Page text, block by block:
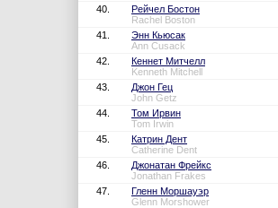
40.
Рейчел Бостон
Rachel Boston
41.
Энн Кьюсак
Ann Cusack
42.
Кеннет Митчелл
Kenneth Mitchell
43.
Джон Гец
John Getz
44.
Том Ирвин
Tom Irwin
45.
Катрин Дент
Catherine Dent
46.
Джонатан Фрейкс
Jonathan Frakes
47.
Гленн Моршауэр
Glenn Morshower